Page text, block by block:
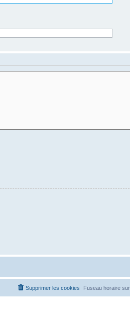
Fuseau horaire sur
Supprimer les cookies